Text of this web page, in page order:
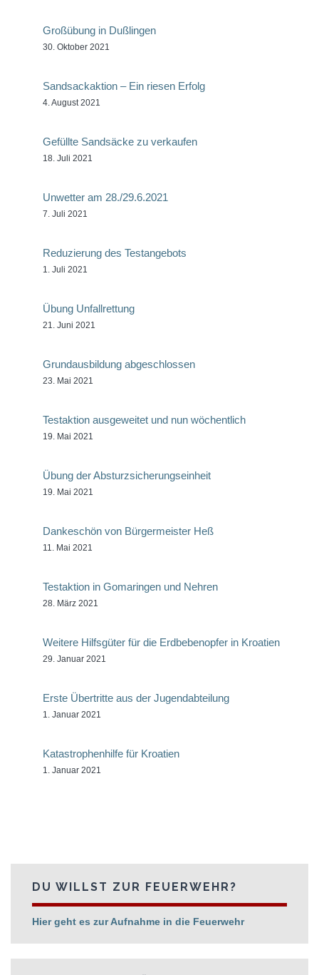
Großübung in Dußlingen
30. Oktober 2021
Sandsackaktion – Ein riesen Erfolg
4. August 2021
Gefüllte Sandsäcke zu verkaufen
18. Juli 2021
Unwetter am 28./29.6.2021
7. Juli 2021
Reduzierung des Testangebots
1. Juli 2021
Übung Unfallrettung
21. Juni 2021
Grundausbildung abgeschlossen
23. Mai 2021
Testaktion ausgeweitet und nun wöchentlich
19. Mai 2021
Übung der Absturzsicherungseinheit
19. Mai 2021
Dankeschön von Bürgermeister Heß
11. Mai 2021
Testaktion in Gomaringen und Nehren
28. März 2021
Weitere Hilfsgüter für die Erdbebenopfer in Kroatien
29. Januar 2021
Erste Übertritte aus der Jugendabteilung
1. Januar 2021
Katastrophenhilfe für Kroatien
1. Januar 2021
DU WILLST ZUR FEUERWEHR?
Hier geht es zur Aufnahme in die Feuerwehr